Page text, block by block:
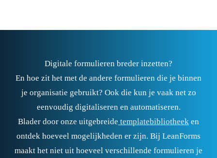
Digitale formulieren breder inzetten?
En hoe zit het met de andere formulieren die je binnen
je organisatie gebruikt? Ook die kun je vaak net zo
eenvoudig digitaliseren en automatiseren.
Blader door onze uitgebreide templatebibliotheek en
ontdek hoeveel mogelijkheden er zijn. Bij LeanForms
maakt het niet uit hoeveel verschillende formulieren je